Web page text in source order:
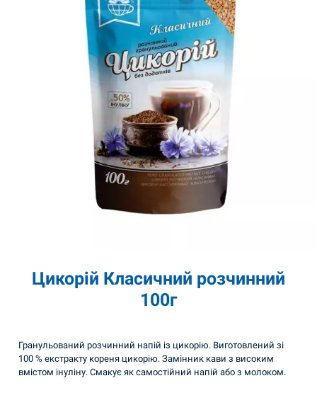
Цикорій Класичний розчинний
100г
Гранульований розчинний напій із цикорію. Виготовлений зі
100 % екстракту кореня цикорію. Замінник кави з високим
вмістом інуліну. Смакує як самостійний напій або з молоком.